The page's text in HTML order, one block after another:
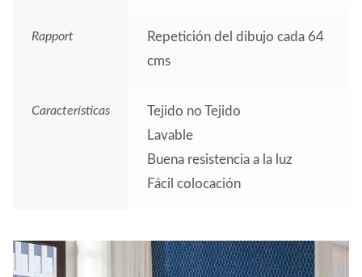
Rapport
Repetición del dibujo cada 64
cms
Características
Tejido no Tejido
Lavable
Buena resistencia a la luz
Fácil colocación